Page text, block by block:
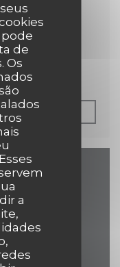
de
Os
a
((ABRE NUMA NOVA